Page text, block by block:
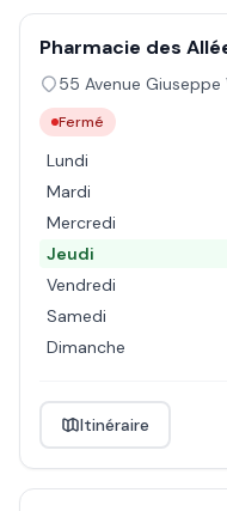
Pharmacie des
55 Avenue Giuseppe
Fermé
Lundi
Mardi
Mercredi
Jeudi
Vendredi
Samedi
Dimanche
Itinéraire